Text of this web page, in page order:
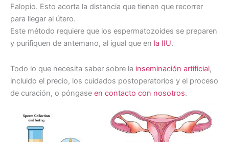
Falopio. Esto acorta la distancia que tienen que recorrer
para llegar al útero.
Este método requiere que los espermatozoides se preparen
y purifiquen de antemano, al igual que en la IIU.
Todo lo que necesita saber sobre la inseminación artificial,
incluido el precio, los cuidados postoperatorios y el proceso
de curación, o póngase en contacto con nosotros.